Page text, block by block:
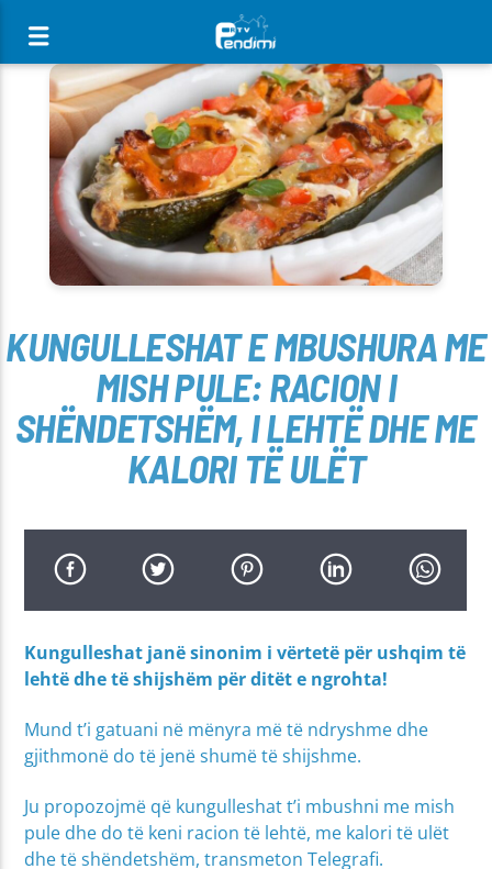
[There are no radio stations in the database]
KUNGULLESHAT E MBUSHURA ME
MISH PULE: RACION I
SHËNDETSHËM, I LEHTË DHE ME
KALORI TË ULËT
Kungulleshat janë sinonim i vërtetë për ushqim të
lehtë dhe të shijshëm për ditët e ngrohta!
Mund t’i gatuani në mënyra më të ndryshme dhe
gjithmonë do të jenë shumë të shijshme.
Ju propozojmë që kungulleshat t’i mbushni me mish
pule dhe do të keni racion të lehtë, me kalori të ulët
dhe të shëndetshëm, transmeton Telegrafi.